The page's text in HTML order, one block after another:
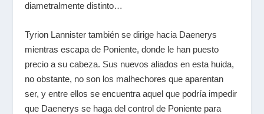
diametralmente distinto…
Tyrion Lannister también se dirige hacia Daenerys
mientras escapa de Poniente, donde le han puesto
precio a su cabeza. Sus nuevos aliados en esta huida,
no obstante, no son los malhechores que aparentan
ser, y entre ellos se encuentra aquel que podría impedir
que Daenerys se haga del control de Poniente para